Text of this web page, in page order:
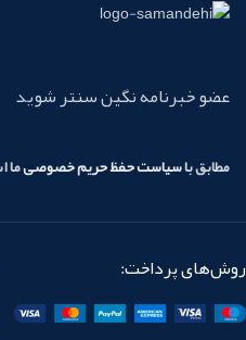
عضو خبرنامه نگین سنتر شوید
مطابق باسیاست حفظ حریم خصوصیما
روش‌های پرداخت: